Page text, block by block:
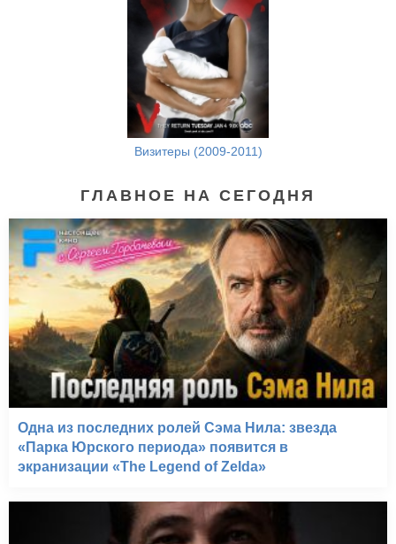
Визитеры (2009-2011)
ГЛАВНОЕ НА СЕГОДНЯ
Одна из последних ролей Сэма Нила: звезда
«Парка Юрского периода» появится в
экранизации «The Legend of Zelda»